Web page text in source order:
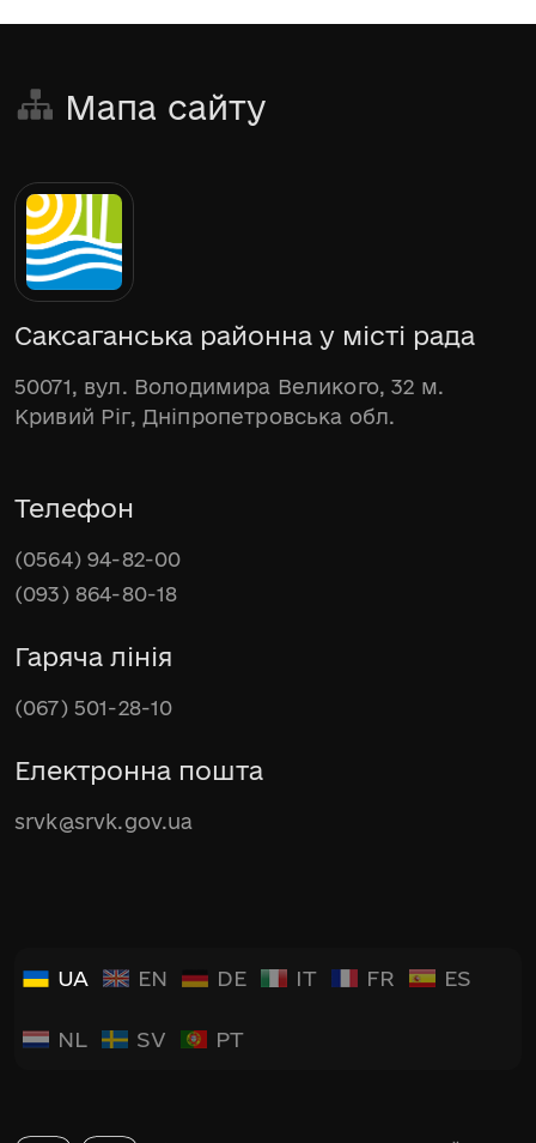
Мапа сайту
Саксаганська районна у місті рада
50071, вул. Володимира Великого, 32 м.
Кривий Ріг, Дніпропетровська обл.
Телефон
(0564) 94-82-00
(093) 864-80-18
Гаряча лінія
(067) 501-28-10
Електронна пошта
srvk@srvk.gov.ua
UA EN DE IT FR ES
NL SV PT